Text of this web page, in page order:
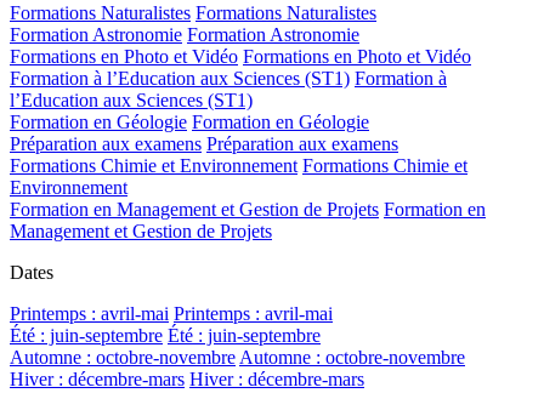
Formations Naturalistes Formations Naturalistes
Formation Astronomie Formation Astronomie
Formations en Photo et Vidéo Formations en Photo et Vidéo
Formation à l’Education aux Sciences (ST1) Formation à
l’Education aux Sciences (ST1)
Formation en Géologie Formation en Géologie
Préparation aux examens Préparation aux examens
Formations Chimie et Environnement Formations Chimie et
Environnement
Formation en Management et Gestion de Projets Formation en
Management et Gestion de Projets
Dates
Printemps : avril-mai Printemps : avril-mai
Été : juin-septembre Été : juin-septembre
Automne : octobre-novembre Automne : octobre-novembre
Hiver : décembre-mars Hiver : décembre-mars